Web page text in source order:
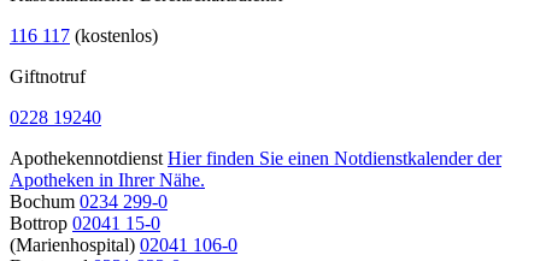
116 117 (kostenlos)
Giftnotruf
0228 19240
Apothekennotdienst Hier finden Sie einen Notdienstkalender der
Apotheken in Ihrer Nähe.
Bochum 0234 299-0
Bottrop 02041 15-0
(Marienhospital) 02041 106-0